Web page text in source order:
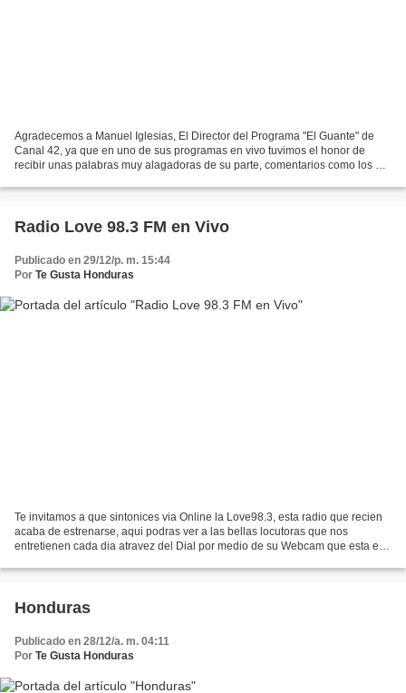
Agradecemos a Manuel Iglesias, El Director del Programa "El Guante" de
Canal 42, ya que en uno de sus programas en vivo tuvimos el honor de
recibir unas palabras muy alagadoras de su parte, comentarios como los de
Radio Love 98.3 FM en Vivo
Publicado en 29/12/p. m. 15:44
Por Te Gusta Honduras
Te invitamos a que sintonices via Online la Love98.3, esta radio que recien
acaba de estrenarse, aqui podras ver a las bellas locutoras que nos
entretienen cada dia atravez del Dial por medio de su Webcam que esta en
Honduras
Publicado en 28/12/a. m. 04:11
Por Te Gusta Honduras